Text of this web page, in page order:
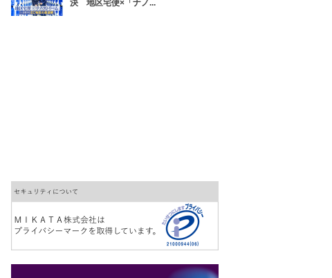
決 地区宅便×「ナノ...